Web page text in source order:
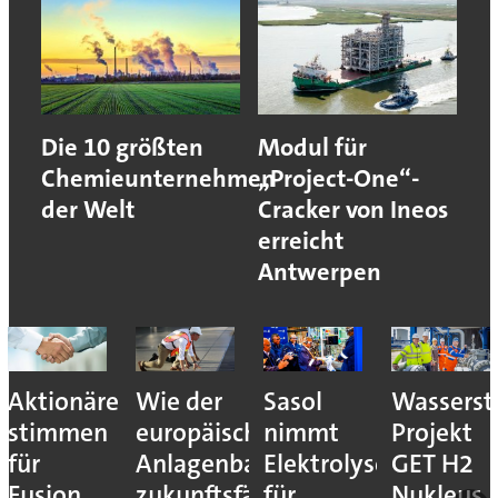
Die 10 größten
Chemieunternehmen
der Welt
Modul für
„Project-One“-
Cracker von Ineos
erreicht
Antwerpen
Aktionäre
stimmen
für
Wie der
europäische
Anlagenbau
Sasol
nimmt
Elektrolyseur
Projekt
GET H2